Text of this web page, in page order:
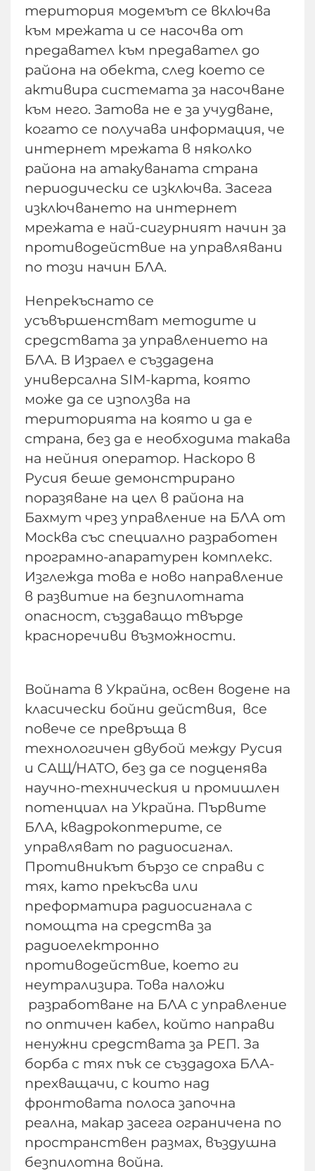
територия модемът се включва
към мрежата и се насочва от
предавател към предавател до
района на обекта, след което се
активира системата за насочване
към него. Затова не е за учудване,
когато се получава информация, че
интернет мрежата в няколко
района на атакуваната страна
периодически се изключва. Засега
изключването на интернет
мрежата е най-сигурният начин за
противодействие на управлявани
по този начин БЛА.
Непрекъснато се
усъвършенстват методите и
средствата за управлението на
БЛА. В Израел е създадена
универсална SIM-карта, която
може да се използва на
територията на която и да е
страна, без да е необходима такава
на нейния оператор. Наскоро в
Русия беше демонстрирано
поразяване на цел в района на
Бахмут чрез управление на БЛА от
Москва със специално разработен
програмно-апаратурен комплекс.
Изглежда това е ново направление
в развитие на безпилотната
опасност, създаващо твърде
красноречиви възможности.
Войната в Украйна, освен водене на
класически бойни действия, все
повече се превръща в
технологичен двубой между Русия
и САЩ/НАТО, без да се подценява
научно-техническия и промишлен
потенциал на Украйна. Първите
БЛА, квадрокоптерите, се
управляват по радиосигнал.
Противникът бързо се справи с
тях, като прекъсва или
преформатира радиосигнала с
помощта на средства за
радиоелектронно
противодействие, което ги
неутрализира. Това наложи
разработване на БЛА с управление
по оптичен кабел, който направи
ненужни средствата за РЕП. За
борба с тях пък се създадоха БЛА-
прехващачи, с които над
фронтовата полоса започна
реална, макар засега ограничена по
пространствен размах, въздушна
безпилотна война.